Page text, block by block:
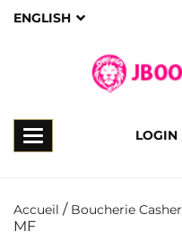
ENGLISH
Toggle
navigation
LOGIN
Accueil / Boucherie Casher
MF